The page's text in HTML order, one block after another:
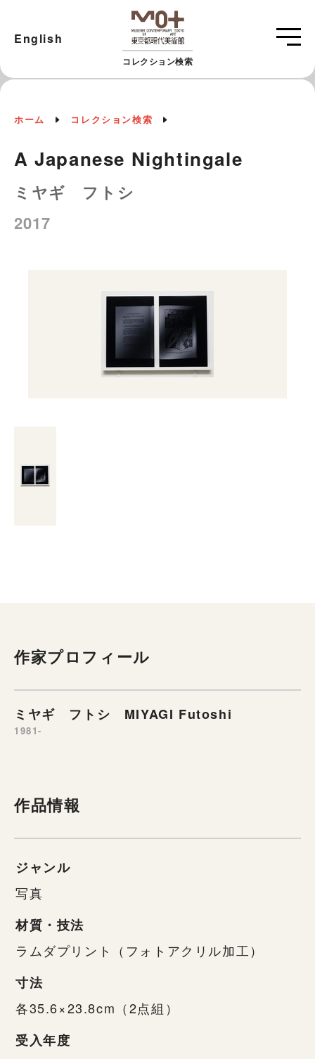
コレクション検索
English
ホーム コレクション検索
A Japanese Nightingale
ミヤギ フトシ
2017
作家プロフィール
ミヤギ フトシ MIYAGI Futoshi
1981-
作品情報
ジャンル
写真
材質・技法
ラムダプリント（フォトアクリル加工）
寸法
各35.6×23.8cm（2点組）
受入年度